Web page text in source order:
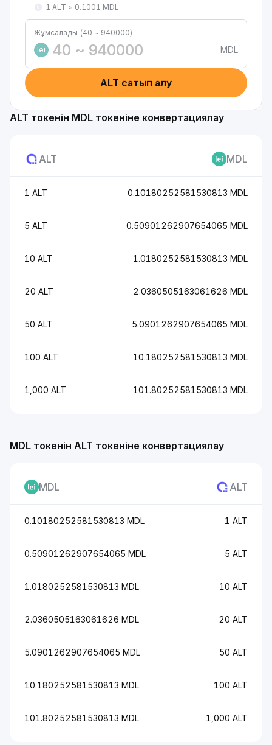
1 ALT ≈ 0.1001 MDL
Жұмсалады (40 ~ 940000)
lei
MDL
ALT сатып алу
ALT токенін MDL токеніне конвертациялау
ALT MDL
1 ALT 0.10180252581530813 MDL
5 ALT 0.50901262907654065 MDL
10 ALT 1.0180252581530813 MDL
20 ALT 2.0360505163061626 MDL
50 ALT 5.0901262907654065 MDL
100 ALT 10.180252581530813 MDL
1,000 ALT 101.80252581530813 MDL
MDL токенін ALT токеніне конвертациялау
MDL ALT
0.10180252581530813 MDL 1 ALT
0.50901262907654065 MDL 5 ALT
1.0180252581530813 MDL 10 ALT
2.0360505163061626 MDL 20 ALT
5.0901262907654065 MDL 50 ALT
10.180252581530813 MDL 100 ALT
101.80252581530813 MDL 1,000 ALT